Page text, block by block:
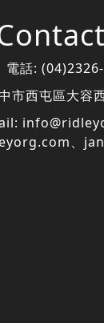
電話:
市西屯區大容
、